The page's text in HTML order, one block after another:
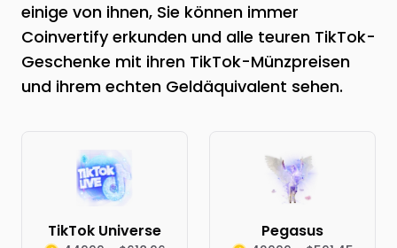
einige von ihnen, Sie können immer
Coinvertify erkunden und alle teuren TikTok-
Geschenke mit ihren TikTok-Münzpreisen
und ihrem echten Geldäquivalent sehen.
TikTok Universe Pegasus